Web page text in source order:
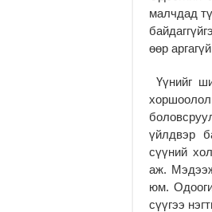
малчдад
өөр
Үүнийг
үйлдвэр
сүүний
аж.
юм.
сүүгээ